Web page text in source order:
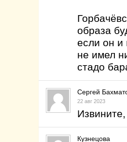
образа
если он и
не имел
стадо
Сергей
22 авг 2023
Кузнецова